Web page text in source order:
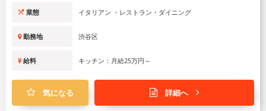
給料 キッチン：月給25万円～
GARDEN WHITE（ガーデンホワイト）